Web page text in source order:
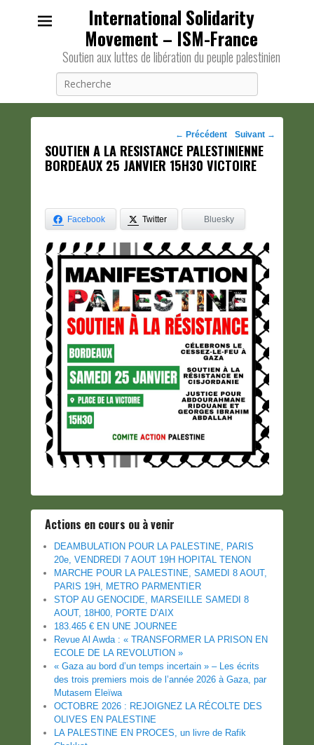
International Solidarity
Movement – ISM-France
Soutien aux luttes de libération du peuple palestinien
Navigation
des
← Précédent Suivant →
SOUTIEN A LA RESISTANCE PALESTINIENNE
BORDEAUX 25 JANVIER 15H30 VICTOIRE
Facebook Twitter Bluesky
Actions en cours ou à venir
DEAMBULATION POUR LA PALESTINE, PARIS
20e, VENDREDI 7 AOUT 19H HOPITAL TENON
MARCHE POUR LA PALESTINE, SAMEDI 8 AOUT,
PARIS 19H, METRO PARMENTIER
STOP AU GENOCIDE, MARSEILLE SAMEDI 8
AOUT, 18H00, PORTE D’AIX
183.465 € EN UNE JOURNEE
Revue Al Awda : « TRANSFORMER LA PRISON EN
ECOLE DE LA REVOLUTION »
« Gaza au bord d’un temps incertain » – Les écrits
des trois premiers mois de l’année 2026 à Gaza, par
Mutasem Eleïwa
OCTOBRE 2026 : REJOIGNEZ LA RÉCOLTE DES
OLIVES EN PALESTINE
LA PALESTINE EN PROCES, un livre de Rafik